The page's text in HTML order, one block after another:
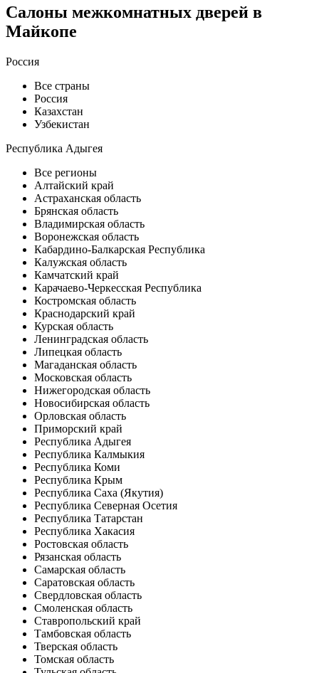
Салоны межкомнатных дверей в
Майкопе
Россия
Все страны
Россия
Казахстан
Узбекистан
Республика Адыгея
Все регионы
Алтайский край
Астраханская область
Брянская область
Владимирская область
Воронежская область
Кабардино-Балкарская Республика
Калужская область
Камчатский край
Карачаево-Черкесская Республика
Костромская область
Краснодарский край
Курская область
Ленинградская область
Липецкая область
Магаданская область
Московская область
Нижегородская область
Новосибирская область
Орловская область
Приморский край
Республика Адыгея
Республика Калмыкия
Республика Коми
Республика Крым
Республика Саха (Якутия)
Республика Северная Осетия
Республика Татарстан
Республика Хакасия
Ростовская область
Рязанская область
Самарская область
Саратовская область
Свердловская область
Смоленская область
Ставропольский край
Тамбовская область
Тверская область
Томская область